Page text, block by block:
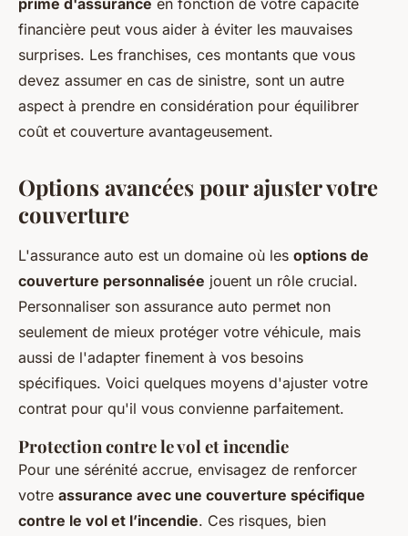
prime d'assurance en fonction de votre capacité
financière peut vous aider à éviter les mauvaises
surprises. Les franchises, ces montants que vous
devez assumer en cas de sinistre, sont un autre
aspect à prendre en considération pour équilibrer
coût et couverture avantageusement.
Options avancées pour ajuster votre
couverture
L'assurance auto est un domaine où les options de
couverture personnalisée jouent un rôle crucial.
Personnaliser son assurance auto permet non
seulement de mieux protéger votre véhicule, mais
aussi de l'adapter finement à vos besoins
spécifiques. Voici quelques moyens d'ajuster votre
contrat pour qu'il vous convienne parfaitement.
Protection contre le vol et incendie
Pour une sérénité accrue, envisagez de renforcer
votre assurance avec une couverture spécifique
contre le vol et l’incendie. Ces risques, bien